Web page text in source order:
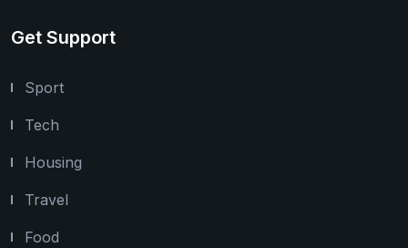
Get Support
Sport
Tech
Housing
Travel
Food